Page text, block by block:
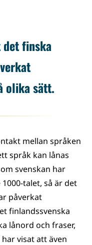
finska
olika sätt.
mellan språken
språk kan lånas
svenskan har
talet, så är det
påverkat
finlandssvenska
lånord och fraser,
visat att även